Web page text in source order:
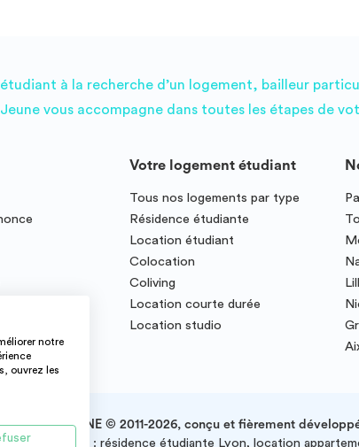
étudiant à la recherche d’un logement, bailleur
vous accompagne dans toutes les étapes de
Votre logement étudiant
Tous nos logements par type
Résidence étudiante
Location étudiant
Colocation
Coliving
Location courte durée
Location studio
IMMOJEUNE © 2011-2026, conçu et fièrement
la France : résidence étudiante Lyon, location
notre
ouvrez les